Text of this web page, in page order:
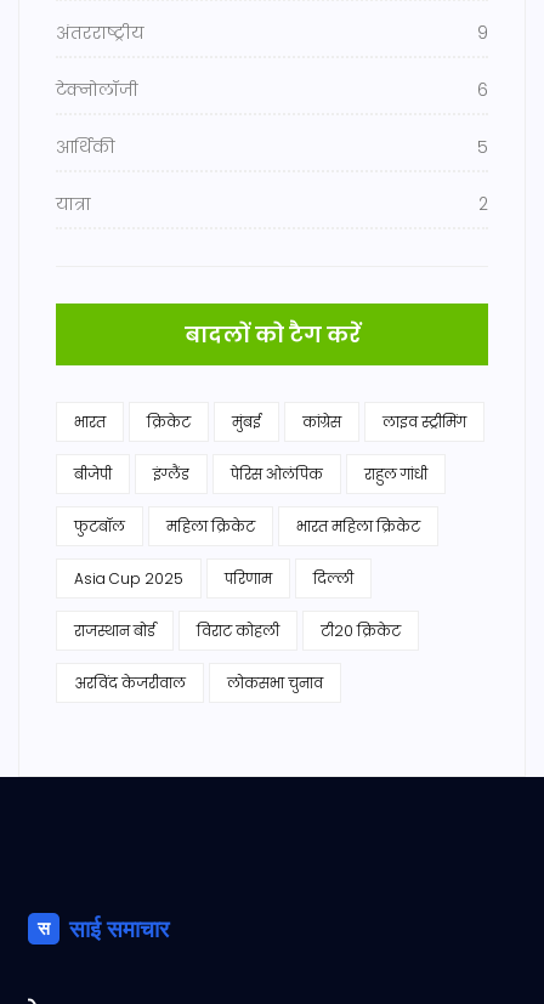
अंतरराष्ट्रीय 9
टेक्नोलॉजी 6
आर्थिकी 5
यात्रा 2
बादलों को टैग करें
भारत क्रिकेट मुंबई कांग्रेस लाइव स्ट्रीमिंग
बीजेपी इंग्लैंड पेरिस ओलंपिक राहुल गांधी
फुटबॉल महिला क्रिकेट भारत महिला क्रिकेट
Asia Cup 2025 परिणाम दिल्ली
राजस्थान बोर्ड विराट कोहली टी20 क्रिकेट
अरविंद केजरीवाल लोकसभा चुनाव